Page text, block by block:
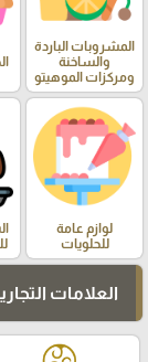
المشروبات الباردة
والساخنة
ومركزات الموهيتو
لوازم عامة
للحلويات
العلامات